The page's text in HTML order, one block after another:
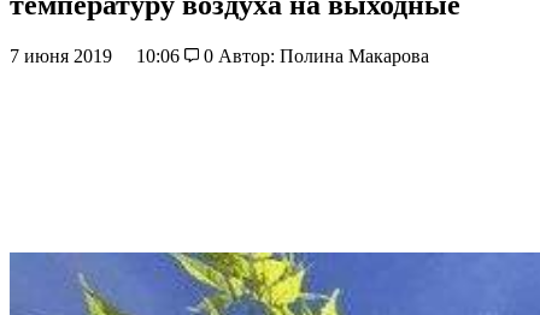
7 июня 2019 10:06 0 Автор: Полина Макарова